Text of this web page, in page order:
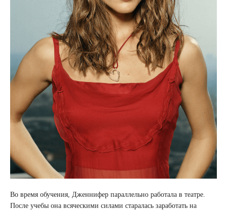
Во время обучения, Дженнифер параллельно работала в театре.
После учебы она всяческими силами старалась заработать на